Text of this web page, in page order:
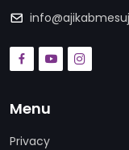
Menu
Privacy